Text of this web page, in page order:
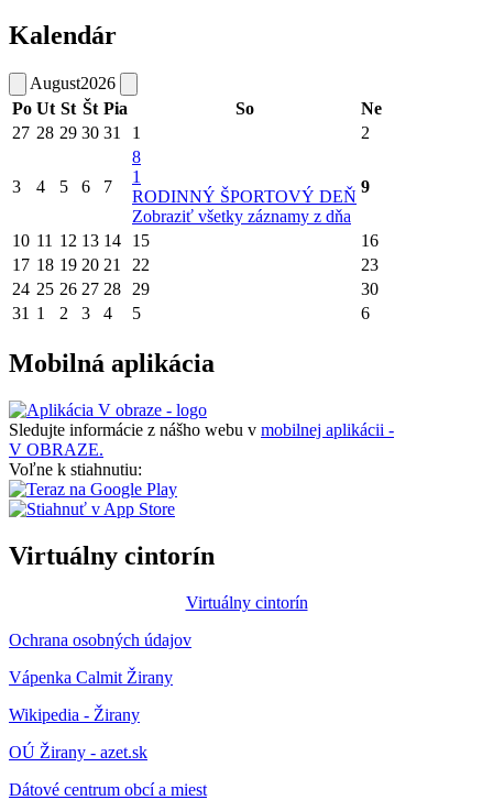
Kalendár
August2026
Po Ut St Št Pia So
Ne
27 28 29 30 31 1 2
3 4 5 6 7
8
1
RODINNÝ ŠPORTOVÝ DEŇ
Zobraziť všetky záznamy z dňa
9
10 11 12 13 14 15
16
17 18 19 20 21 22
23
24 25 26 27 28 29
30
31 1 2 3 4 5 6
Mobilná aplikácia
Sledujte informácie z nášho webu v mobilnej aplikácii -
V OBRAZE.
Voľne k stiahnutiu:
Virtuálny cintorín
Virtuálny cintorín
Ochrana osobných údajov
Vápenka Calmit Žirany
Wikipedia - Žirany
OÚ Žirany - azet.sk
Dátové centrum obcí a miest